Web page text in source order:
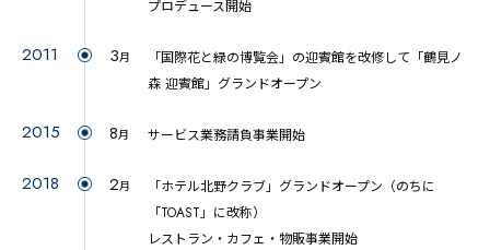
プロデュース開始
2011 3月
「国際花と緑の博覧会」の迎賓館を改修して「鶴見ノ
森 迎賓館」グランドオープン
2015 8月 サービス業務請負事業開始
2018 2月
「ホテル北野クラブ」グランドオープン（のちに
「TOAST」に改称）
レストラン・カフェ・物販事業開始